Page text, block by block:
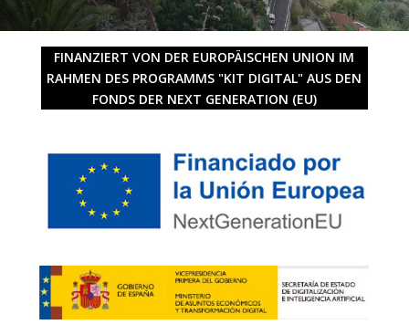
FINANZIERT VON DER EUROPÄISCHEN UNION IM
RAHMEN DES PROGRAMMS "KIT DIGITAL" AUS DEN
FONDS DER NEXT GENERATION (EU)